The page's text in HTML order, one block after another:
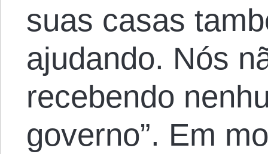
suas casas
ajudando. Nós
recebendo
governo”. Em